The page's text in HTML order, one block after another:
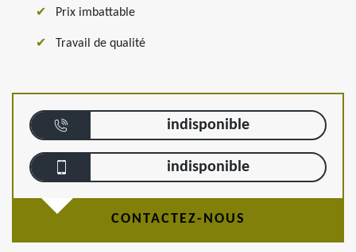
Prix imbattable
Travail de qualité
indisponible
indisponible
CONTACTEZ-NOUS